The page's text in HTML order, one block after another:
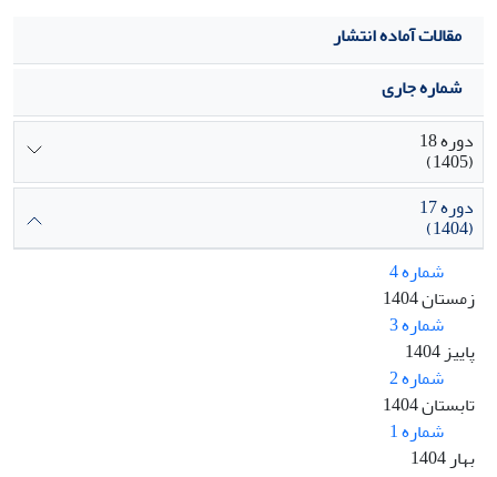
مقالات آماده انتشار
شماره جاری
دوره 18
(1405)
دوره 17
(1404)
شماره 4
زمستان 1404
شماره 3
پاییز 1404
شماره 2
تابستان 1404
شماره 1
بهار 1404